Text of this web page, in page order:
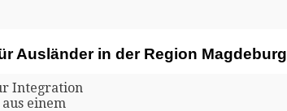
Ausländer in der Region Magdeburg
Integration
einem